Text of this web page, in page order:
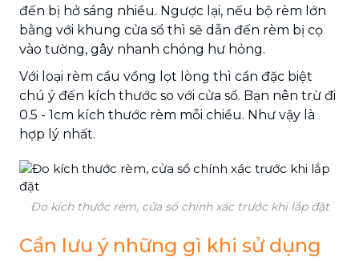
đến bị hở sáng nhiều. Ngược lại, nếu bộ rèm lớn
bằng với khung cửa sổ thì sẽ dẫn đến rèm bị cọ
vào tường, gây nhanh chóng hư hỏng.
Với loại rèm cầu vồng lọt lòng thì cần đặc biệt
chú ý đến kích thước so với cửa sổ. Bạn nên trừ đi
0.5 - 1cm kích thước rèm mỗi chiều. Như vậy là
hợp lý nhất.
Đo kích thước rèm, cửa sổ chính xác trước khi lắp đặt
Cần lưu ý những gì khi sử dụng